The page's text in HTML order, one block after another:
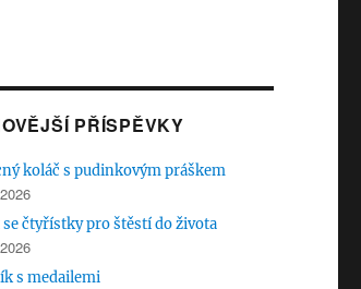
PŘÍSPĚVKY
koláč s pudinkovým práškem
čtyřístky pro štěstí do života
s medailemi